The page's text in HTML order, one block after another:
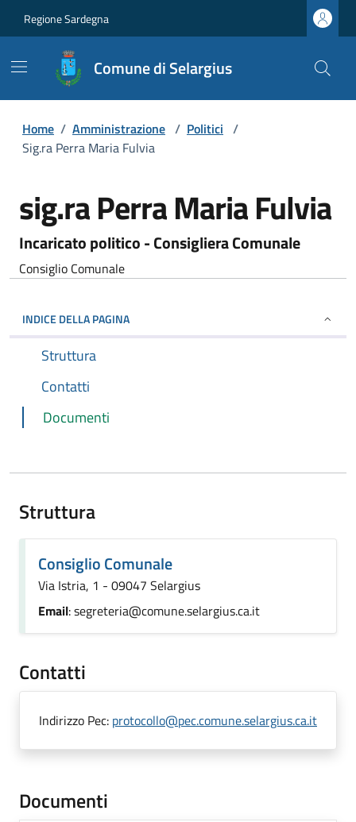
Regione Sardegna
Comune di Selargius
Home / Amministrazione / Politici /
Sig.ra Perra Maria Fulvia
sig.ra Perra Maria Fulvia
Incaricato politico - Consigliera Comunale
Consiglio Comunale
INDICE DELLA PAGINA
Struttura
Contatti
Documenti
Struttura
Consiglio Comunale
Via Istria, 1 - 09047 Selargius
Email: segreteria@comune.selargius.ca.it
Contatti
Indirizzo Pec: protocollo@pec.comune.selargius.ca.it
Documenti